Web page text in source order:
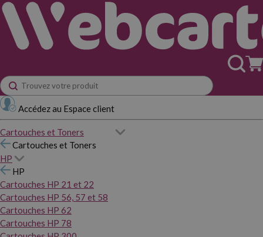
Accédez au Espace client
Cartouches et Toners
Cartouches et Toners
HP
HP
Cartouches HP 21 et 22
Cartouches HP 56, 57 et 58
Cartouches HP 62
Cartouches HP 78